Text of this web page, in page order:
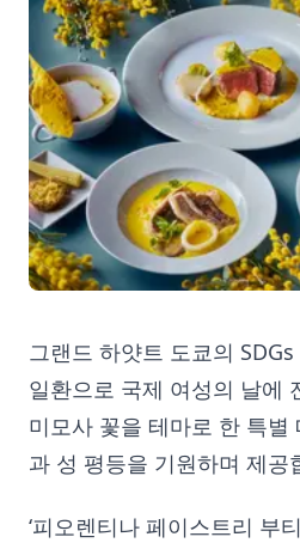
그랜드 하얏트 도쿄의
일환으로 국제 여성의 날에
미모사 꽃을 테마로 한 특별
과 성 평등을 기원하며 제공
‘피오렌티나 페이스트리 부